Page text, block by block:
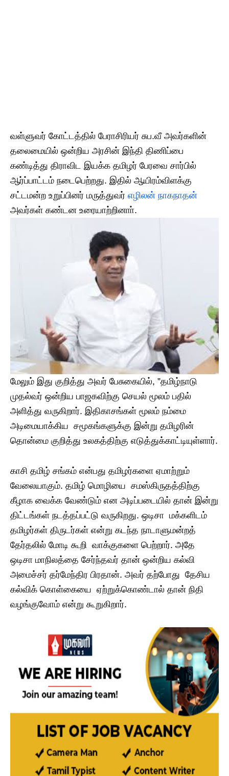
வள்ளுவர் கோட்டத்தில் பேராசிரியர் சுப.வீ அவர்களின்
தலைமையில் ஒன்றிய அரசின் இந்தி திணிப்பை
கண்டித்து திராவிட இயக்க தமிழர் பேரவை சார்பில்
ஆர்ப்பாட்டம் நடைபெற்றது. இதில் ஆயிரம்விளக்கு
சட்டமன்ற உறுப்பினர் மருத்துவர் எழிலன் நாகநாதன்
அவர்கள் கண்டன உரையாற்றினாா்.
மேலும் இது குறித்து அவர் பேசுகையில், ”தமிழ்நாடு
முதல்வர் ஒன்றிய பாஜகவிற்கு செயல் மூலம் பதில்
அளித்து வருகிறார். இதிகாசங்கள் மூலம் நம்மை
அடிமையாக்கிய சமூகங்களுக்கு இன்று தமிழரின்
தொன்மை குறித்து உலகத்திற்கு எடுத்துக்காட்டியுள்ளார்.
காசி தமிழ் சங்கம் என்பது தமிழர்களை ஏமாற்றும்
வேலையாகும். தமிழ் மொழியை சமஸ்கிருதத்திற்கு
கீழாக வைக்க வேண்டும் என அடிப்படையில் தான் இன்று
திட்டங்கள் நடத்தப்பட்டு வருகிறது. ஒடிசா மக்களிடம்
தமிழர்கள் திருடர்கள் என்று கடந்த நாடாளுமன்றத்
தேர்தலில் மோடி கூறி வாக்குகளை பெற்றார். அதே
ஒடிசா மாநிலத்தை சேர்ந்தவர் தான் ஒன்றிய கல்வி
அமைச்சர் தர்மேந்திர பிரதான். அவர் தற்போது தேசிய
கல்விக் கொள்கையை ஏற்றுக்கொண்டால் தான் நிதி
வழங்குவோம் என்று கூறுகிறார்.